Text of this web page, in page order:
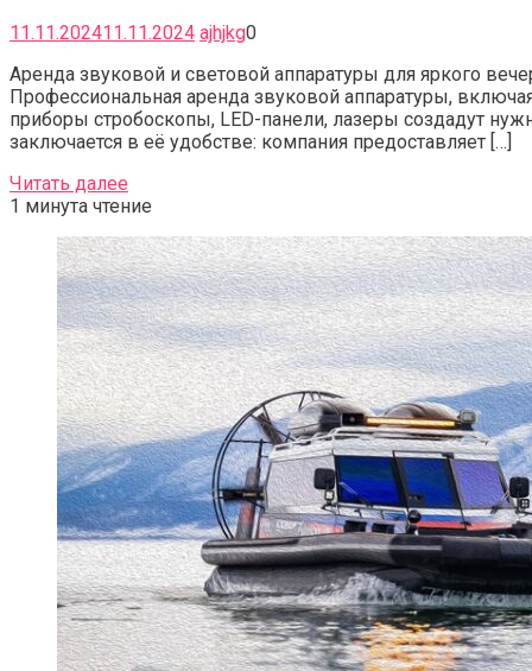
11.11.202411.11.2024 ajhjkg0
Аренда звуковой и световой аппаратуры для яркого
Профессиональная аренда звуковой аппаратуры,
приборы стробоскопы, LED-панели, лазеры создадут
заключается в её удобстве: компания предоставляет […]
Читать далее
1 минута чтение